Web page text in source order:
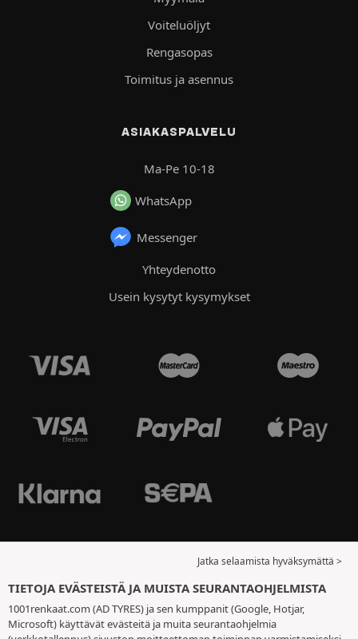
Voiteluöljyt
Rengasopas
Toimitus ja asennus
ASIAKASPALVELU
Ma-Pe 10-18
WhatsApp
Messenger
Yhteydenotto
Usein kysytyt kysymykset
Jatka selaamista hyväksymättä >
TIETOJA EVÄSTEISTÄ JA MUISTA SEURANTAOHJELMISTA
1001renkaat.com (AD TYRES) ja sen kumppanit (Google, Hotjar,
Microsoft) käyttävät evästeitä ja muita seurantaohjelmia